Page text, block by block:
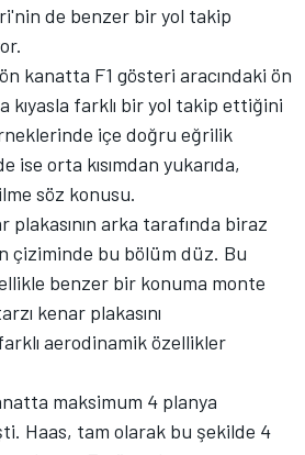
de benzer bir yol takip
ön kanatta F1 gösteri aracındaki ön
kıyasla farklı bir yol takip ettiğini
içe doğru eğrilik
ise orta kısımdan yukarıda,
söz konusu.
plakasının arka tarafında biraz
çiziminde bu bölüm düz. Bu
benzer bir konuma monte
kenar plakasını
aerodinamik özellikler
maksimum 4 planya
Haas, tam olarak bu şekilde 4